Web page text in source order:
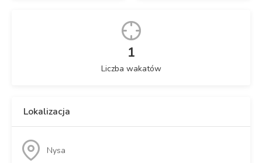
1
Liczba wakatów
Lokalizacja
Nysa